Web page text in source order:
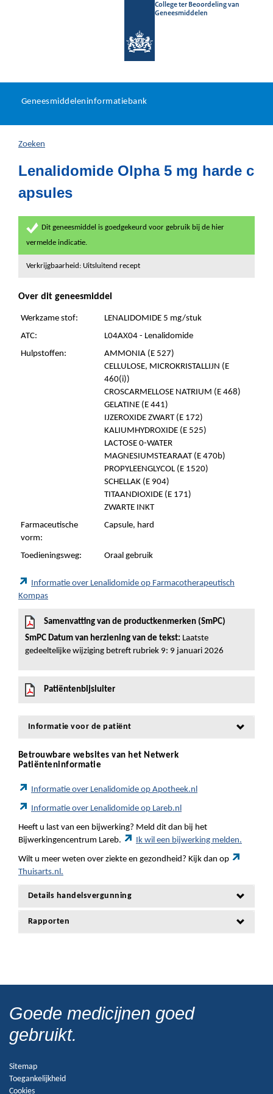
College ter Beoordeling van
Geneesmiddelen
U
hier:
Geneesmiddeleninformatiebank
Zoeken
Lenalidomide Olpha 5 mg harde c
apsules
Dit geneesmiddel is goedgekeurd voor gebruik bij de hier
vermelde indicatie.
Verkrijgbaarheid: Uitsluitend recept
Over dit geneesmiddel
Werkzame stof:
LENALIDOMIDE 5 mg/stuk
ATC:
L04AX04 - Lenalidomide
Hulpstoffen:
AMMONIA (E 527)
CELLULOSE, MICROKRISTALLIJN (E
460(i))
CROSCARMELLOSE NATRIUM (E 468)
GELATINE (E 441)
IJZEROXIDE ZWART (E 172)
KALIUMHYDROXIDE (E 525)
LACTOSE 0-WATER
MAGNESIUMSTEARAAT (E 470b)
PROPYLEENGLYCOL (E 1520)
SCHELLAK (E 904)
TITAANDIOXIDE (E 171)
ZWARTE INKT
Farmaceutische
vorm:
Capsule, hard
Toedieningsweg: Oraal gebruik
Informatie over Lenalidomide op Farmacotherapeutisch
Kompas
Samenvatting van de productkenmerken (SmPC)
SmPC Datum van herziening van de tekst: Laatste
gedeeltelijke wijziging betreft rubriek 9: 9 januari 2026
Patiëntenbijsluiter
Informatie voor de patiënt
Betrouwbare websites van het Netwerk
Patiënteninformatie
Informatie over Lenalidomide op Apotheek.nl
Informatie over Lenalidomide op Lareb.nl
Heeft u last van een bijwerking? Meld dit dan bij het
Bijwerkingencentrum Lareb.
Ik wil een bijwerking melden.
Wilt u meer weten over ziekte en gezondheid? Kijk dan op
Thuisarts.nl.
Details handelsvergunning
Rapporten
Goede medicijnen goed
gebruikt.
Sitemap
Toegankelijkheid
Cookies